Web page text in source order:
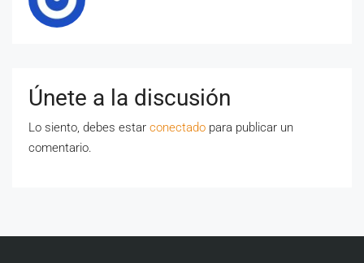
Únete a la discusión
Lo siento, debes estar conectado para publicar un
comentario.